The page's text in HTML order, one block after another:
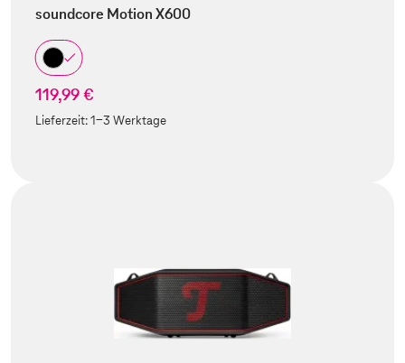
soundcore Motion X600
119,99 €
Lieferzeit:1-3 Werktage